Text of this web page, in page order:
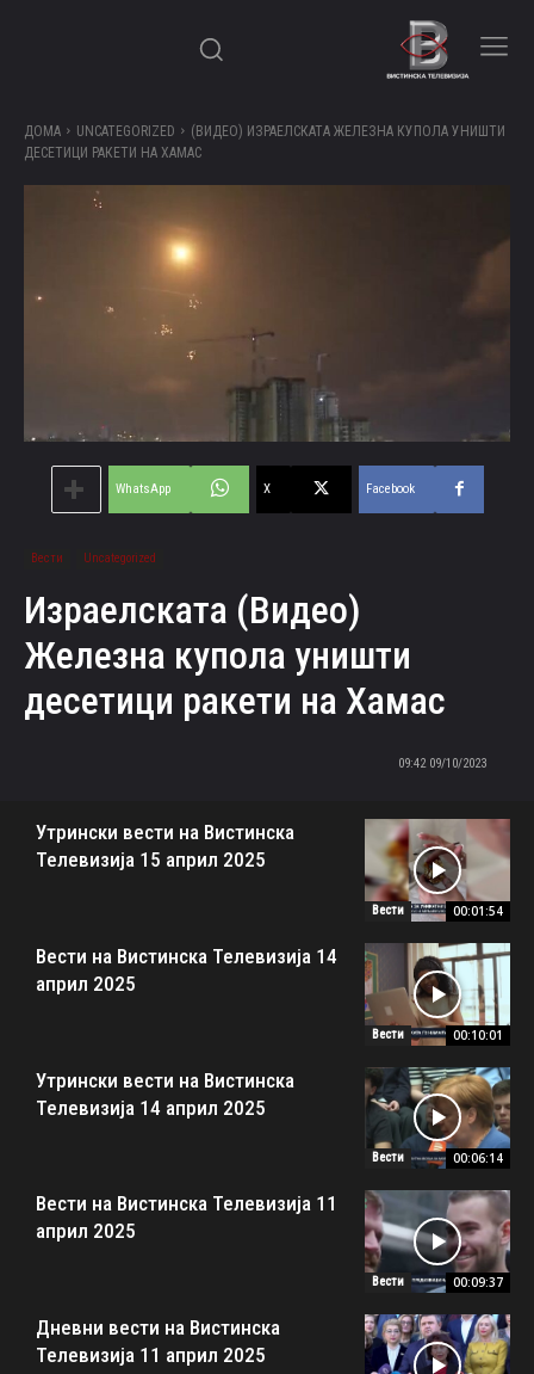
ДОМА UNCATEGORIZED
(ВИДЕО) ИЗРАЕЛСКАТА ЖЕЛЕЗНА КУПОЛА УНИШТИ
ДЕСЕТИЦИ РАКЕТИ НА ХАМАС
Facebook
X
WhatsApp
Uncategorized
Вести
(Видео) Израелската
Железна купола уништи
десетици ракети на Хамас
09/10/2023 09:42
Вести 00:01:54
Утрински вести на Вистинска
Телевизија 15 април 2025
Вести 00:10:01
Вести на Вистинска Телевизија 14
април 2025
Вести 00:06:14
Утрински вести на Вистинска
Телевизија 14 април 2025
Вести 00:09:37
Вести на Вистинска Телевизија 11
април 2025
Дневни вести на Вистинска
Телевизија 11 април 2025